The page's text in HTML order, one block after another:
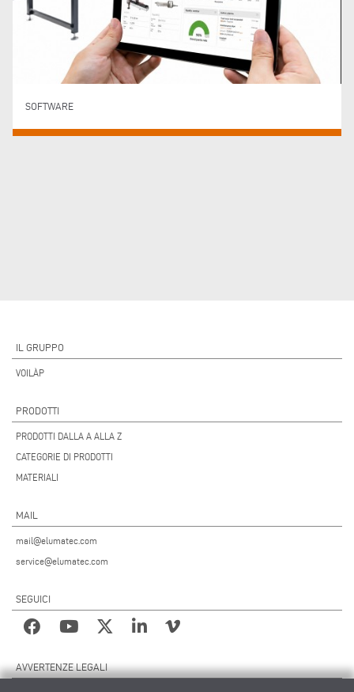
SOFTWARE
IL GRUPPO
VOILÀP
PRODOTTI
PRODOTTI DALLA A ALLA Z
CATEGORIE DI PRODOTTI
MATERIALI
MAIL
mail@elumatec.com
service@elumatec.com
SEGUICI
AVVERTENZE LEGALI